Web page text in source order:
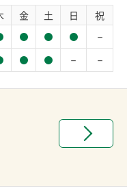
金 土 日 祝
－
－ －